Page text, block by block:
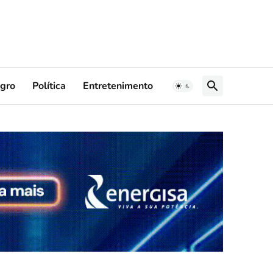
Política Entretenimento